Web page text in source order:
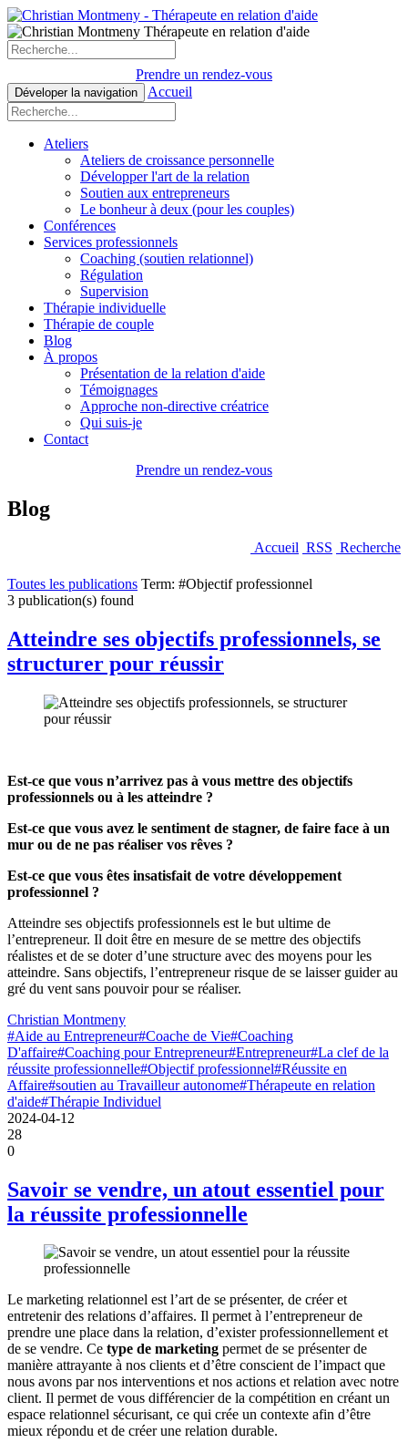
Prendre un rendez-vous
Déveloper la navigation Accueil
Ateliers
Ateliers de croissance personnelle
Développer l'art de la relation
Soutien aux entrepreneurs
Le bonheur à deux (pour les couples)
Conférences
Services professionnels
Coaching (soutien relationnel)
Régulation
Supervision
Thérapie individuelle
Thérapie de couple
Blog
À propos
Présentation de la relation d'aide
Témoignages
Approche non-directive créatrice
Qui suis-je
Contact
Prendre un rendez-vous
Blog
Accueil RSS Recherche
Toutes les publications Term: #Objectif professionnel
3 publication(s) found
Atteindre ses objectifs professionnels, se
structurer pour réussir
Est-ce que vous n’arrivez pas à vous mettre des objectifs
professionnels ou à les atteindre ?
Est-ce que vous avez le sentiment de stagner, de faire face à un
mur ou de ne pas réaliser vos rêves ?
Est-ce que vous êtes insatisfait de votre développement
professionnel ?
Atteindre ses objectifs professionnels est le but ultime de
l’entrepreneur. Il doit être en mesure de se mettre des objectifs
réalistes et de se doter d’une structure avec des moyens pour les
atteindre. Sans objectifs, l’entrepreneur risque de se laisser guider au
gré du vent sans pouvoir pour se réaliser.
Christian Montmeny
#Aide au Entrepreneur#Coache de Vie#Coaching
D'affaire#Coaching pour Entrepreneur#Entrepreneur#La clef de la
réussite professionnelle#Objectif professionnel#Réussite en
Affaire#soutien au Travailleur autonome#Thérapeute en relation
d'aide#Thérapie Individuel
2024-04-12
28
0
Savoir se vendre, un atout essentiel pour
la réussite professionnelle
Le marketing relationnel est l’art de se présenter, de créer et
entretenir des relations d’affaires. Il permet à l’entrepreneur de
prendre une place dans la relation, d’exister professionnellement et
de se vendre. Ce type de marketing permet de se présenter de
manière attrayante à nos clients et d’être conscient de l’impact que
nous avons par nos interventions et nos actions et relation avec notre
client. Il permet de vous différencier de la compétition en créant un
espace relationnel sécurisant, ce qui crée un contexte afin d’être
mieux répondu et de créer une relation durable.